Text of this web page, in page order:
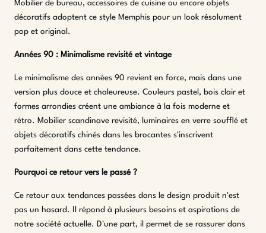
Mobilier de bureau, accessoires de cuisine ou encore objets
décoratifs adoptent ce style Memphis pour un look résolument
pop et original.
Années 90 : Minimalisme revisité et vintage
Le minimalisme des années 90 revient en force, mais dans une
version plus douce et chaleureuse. Couleurs pastel, bois clair et
formes arrondies créent une ambiance à la fois moderne et
rétro. Mobilier scandinave revisité, luminaires en verre soufflé et
objets décoratifs chinés dans les brocantes s'inscrivent
parfaitement dans cette tendance.
Pourquoi ce retour vers le passé ?
Ce retour aux tendances passées dans le design produit n'est
pas un hasard. Il répond à plusieurs besoins et aspirations de
notre société actuelle. D'une part, il permet de se rassurer dans